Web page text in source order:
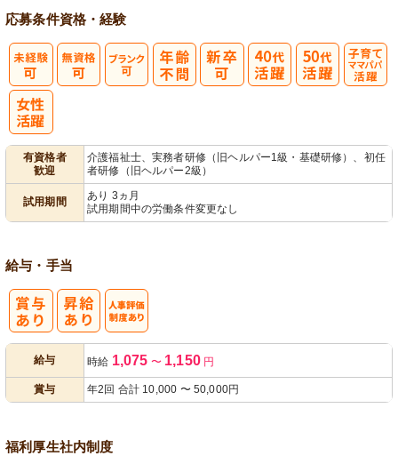
応募条件資格・経験
有資格者
歓迎
介護福祉士、実務者研修（旧ヘルパー1級・基礎研修）、初任
者研修（旧ヘルパー2級）
試用期間
あり 3ヵ月
試用期間中の労働条件変更なし
給与・手当
給与 時給 1,075 〜 1,150円
賞与 年2回 合計 10,000 〜 50,000円
福利厚生社内制度